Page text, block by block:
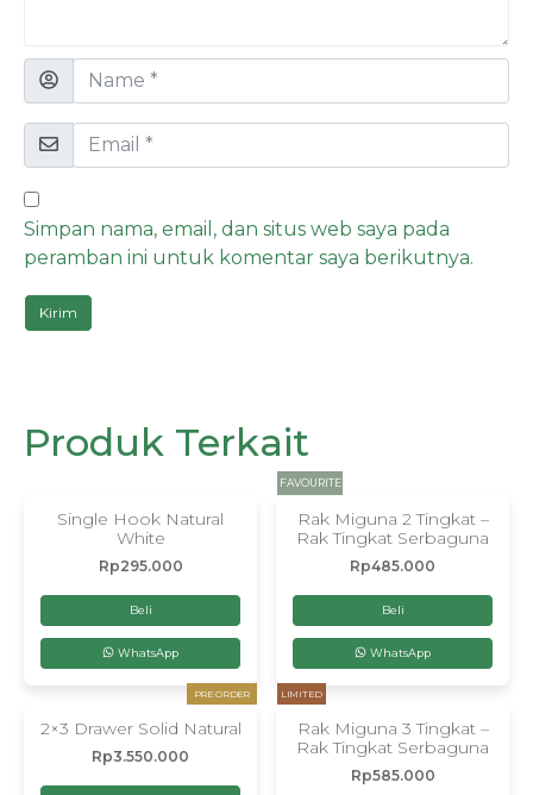
Simpan nama, email, dan situs web saya pada
peramban ini untuk komentar saya berikutnya.
Produk Terkait
Single Hook Natural
White
Rp295.000
Beli
WhatsApp
FAVOURITE
Rak Miguna 2 Tingkat –
Rak Tingkat Serbaguna
Rp485.000
Beli
WhatsApp
PRE ORDER
2×3 Drawer Solid Natural
Rp3.550.000
LIMITED
Rak Miguna 3 Tingkat –
Rak Tingkat Serbaguna
Rp585.000